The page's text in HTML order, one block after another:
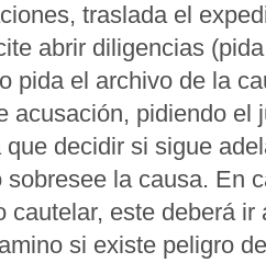
traslada el
abrir diligencias
pida el archivo de la
acusación, pidiendo el
decidir si sigue
sobresee la causa. En
cautelar, este deberá ir
si existe peligro